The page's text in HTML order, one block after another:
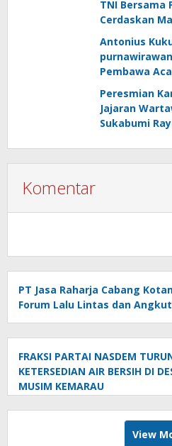
TNI Bersama
Cerdaskan
Antonius
Pembawa
Peresmian
Jajaran
Sukabumi
Komentar
PT Jasa Raharja Cabang
Forum Lalu Lintas dan
FRAKSI PARTAI NASDEM
KETERSEDIAN AIR BERSIH DI
MUSIM KEMARAU
View